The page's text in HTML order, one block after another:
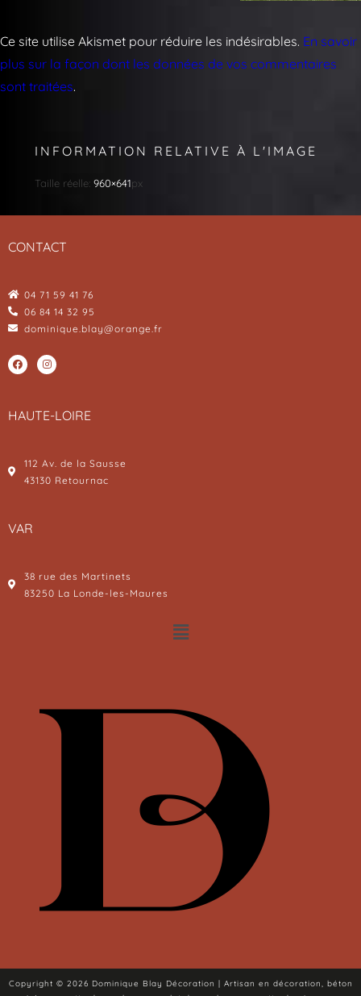
Ce site utilise Akismet pour réduire les indésirables. En savoir
plus sur la façon dont les données de vos commentaires
sont traitées.
INFORMATION RELATIVE À L'IMAGE
Taille réelle: 960×641px
CONTACT
04 71 59 41 76
06 84 14 32 95
dominique.blay@orange.fr
HAUTE-LOIRE
112 Av. de la Sausse
43130 Retournac
VAR
38 rue des Martinets
83250 La Londe-les-Maures
Copyright © 2026 Dominique Blay Décoration | Artisan en décoration, béton